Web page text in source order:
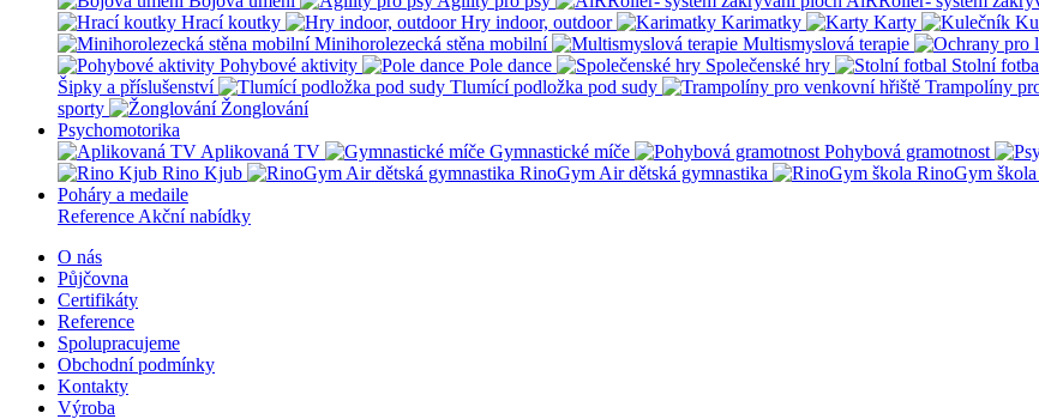
Hrací koutky
Hry indoor, outdoor Karimatky Karty
Minihorolezecká stěna mobilní
Multismyslová terapie
Pohybové aktivity
Pole dance Společenské hry Stolní
Šipky a příslušenství
Tlumící podložka pod sudy Trampolíny
sporty
Žonglování
Psychomotorika
Aplikovaná TV
Gymnastické míče Pohybová gramotnost
Rino Kjub
RinoGym Air dětská gymnastika RinoGym škola
Poháry a medaile
Reference Akční nabídky
O nás
Půjčovna
Certifikáty
Reference
Spolupracujeme
Obchodní podmínky
Kontakty
Výroba